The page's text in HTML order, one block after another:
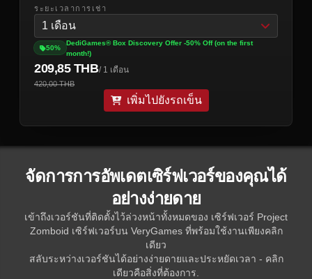
ระยะเวลาการเช่า
1 เดือน
50%
DediGames® Box Discovery Offer -50% Off (on the first
month!)
209,85 THB/ 1 เดือน
420,00 THB
เพิ่มไปยังรถเข็น
จัดการการอัพเดตเซิร์ฟเวอร์ของคุณได้
อย่างง่ายดาย
เข้าถึงเวอร์ชันที่ติดตั้งไว้ล่วงหน้าทั้งหมดของ เซิร์ฟเวอร์ Project
Zomboid เซิร์ฟเวอร์บน VeryGames ที่พร้อมใช้งานเพียงคลิก
เดียว
สลับระหว่างเวอร์ชันได้อย่างง่ายดายและประหยัดเวลา - คลิก
เดียวคือสิ่งที่ต้องการ.